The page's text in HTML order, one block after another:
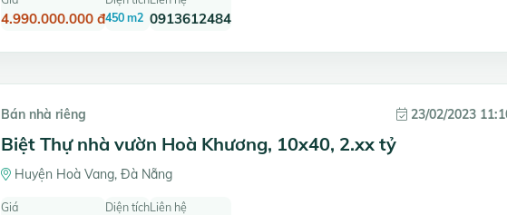
4.990.000.000 đ450 m2 0913612484
Bán nhà riêng 23/02/2023
Biệt Thự nhà vườn Hoà Khương, 10x40, 2.xx tỷ
Huyện Hoà Vang, Đà Nẵng
Giá
Diện tíchLiên hệ